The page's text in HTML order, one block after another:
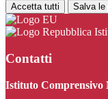
Accetta tutti Salva le
Contatti
Istituto Comprensivo